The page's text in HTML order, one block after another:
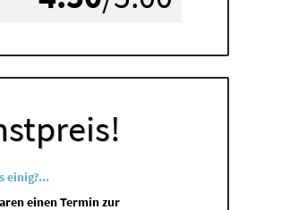
einig?...
einen Termin zur